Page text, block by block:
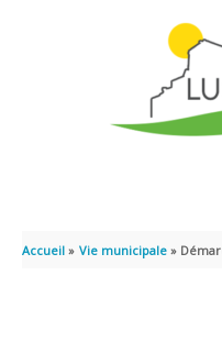
Accueil Vie municipale